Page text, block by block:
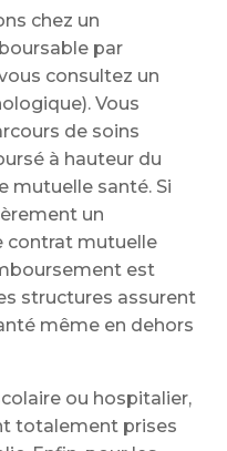
chez un
par
consultez un
Vous
de soins
à hauteur du
mutuelle santé. Si
un
contrat mutuelle
est
structures assurent
même en dehors
ou hospitalier,
totalement prises